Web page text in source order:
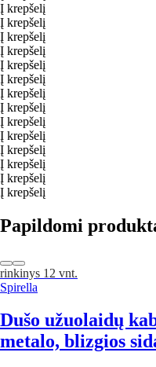
Į krepšelį
Į krepšelį
Į krepšelį
Į krepšelį
Į krepšelį
Į krepšelį
Į krepšelį
Į krepšelį
Į krepšelį
Į krepšelį
Į krepšelį
Į krepšelį
Į krepšelį
Į krepšelį
Papildomi
rinkinys 12 vnt.
Spirella
Dušo užuolaidų
metalo, blizgios